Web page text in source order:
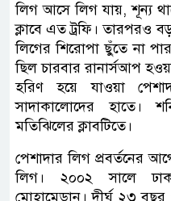
লিগ আসে লিগ যায়, শূন্য
ক্লাবে এত ট্রফি। তারপরও
লিগের শিরোপা ছুঁতে না
ছিল চারবার রানার্সআপ
হরিণ হয়ে যাওয়া
সাদাকালোদের হাতে।
মতিঝিলের ক্লাবটিতে।
পেশাদার লিগ প্রবর্তনের
লিগ। ২০০২ সালে
মোহামেডান। দীর্ঘ ২৩